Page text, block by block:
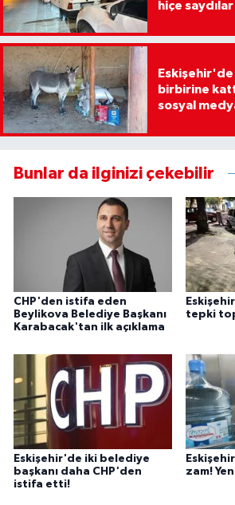
hiçe saydılar
birbirine
sosyal
Bunlar da ilginizi çekebilir
CHP'den istifa eden
Beylikova Belediye Başkanı
Karabacak'tan ilk açıklama
tepki
Eskişehir'de iki belediye
başkanı daha CHP'den
istifa etti!
zam!